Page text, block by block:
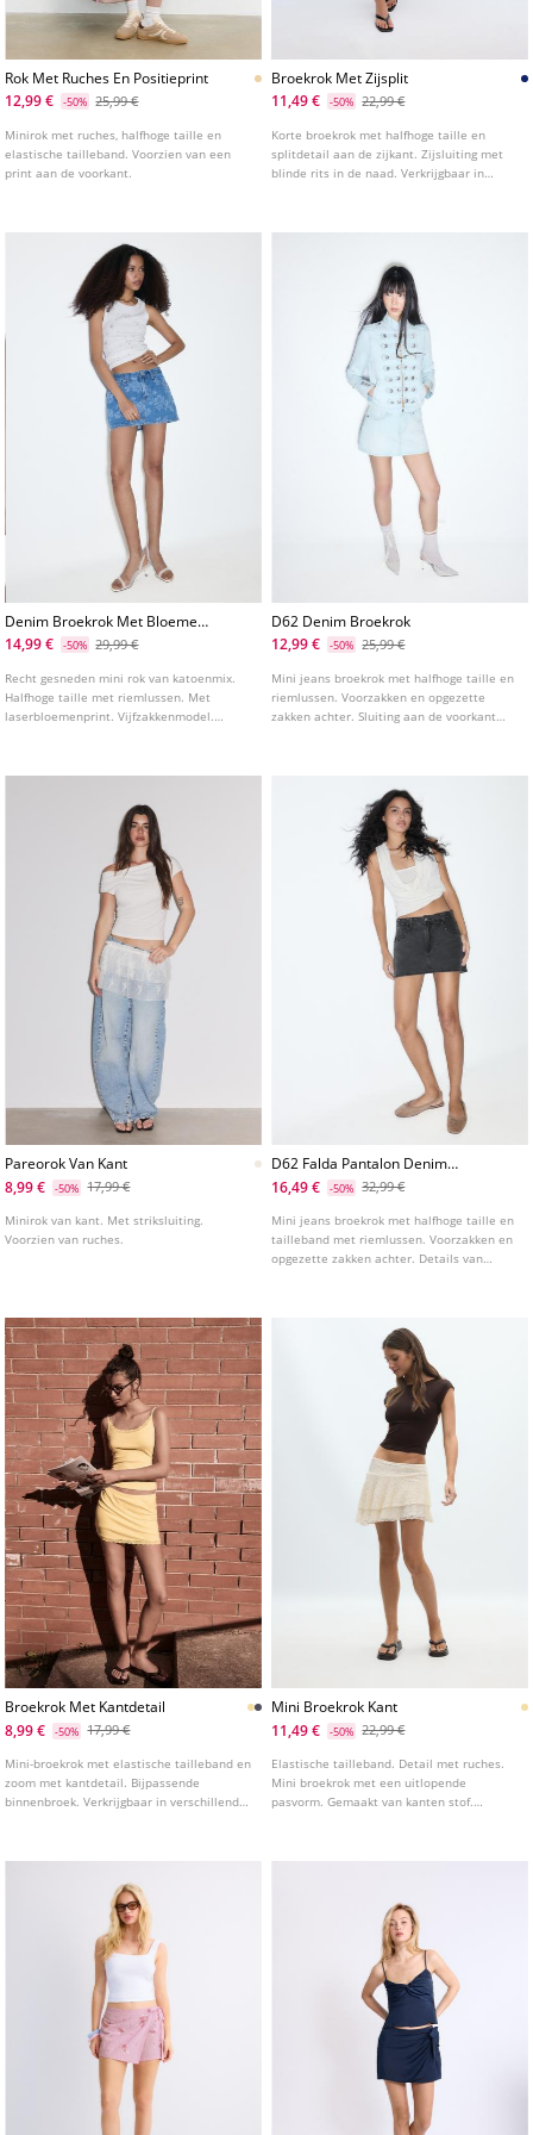
Rok Met Ruches En Positieprint
12,99 €
-50% 25,99 €
Minirok met ruches, halfhoge taille en
elastische tailleband. Voorzien van een
print aan de voorkant.
Broekrok Met Zijsplit
11,49 €
-50% 22,99 €
Korte broekrok met halfhoge taille en
splitdetail aan de zijkant. Zijsluiting met
blinde rits in de naad. Verkrijgbaar in
Denim Broekrok Met Bloemen
Laserprint
14,99 € -50% 29,99 €
Recht gesneden mini rok van katoenmix.
Halfhoge taille met riemlussen. Met
laserbloemenprint. Vijfzakkenmodel.
D62 Denim Broekrok
12,99 €
-50% 25,99 €
Mini jeans broekrok met halfhoge taille en
riemlussen. Voorzakken en opgezette
zakken achter. Sluiting aan de voorkant
Pareorok Van Kant
8,99 €
-50% 17,99 €
Minirok van kant. Met striksluiting.
Voorzien van ruches.
D62 Falda Pantalon Denim
Studs
16,49 € -50% 32,99 €
Mini jeans broekrok met halfhoge taille en
tailleband met riemlussen. Voorzakken en
opgezette zakken achter. Details van
Broekrok Met Kantdetail
8,99 €
-50% 17,99 €
Mini-broekrok met elastische tailleband en
zoom met kantdetail. Bijpassende
binnenbroek. Verkrijgbaar in verschillende
Mini Broekrok Kant
11,49 €
-50% 22,99 €
Elastische tailleband. Detail met ruches.
Mini broekrok met een uitlopende
pasvorm. Gemaakt van kanten stof.